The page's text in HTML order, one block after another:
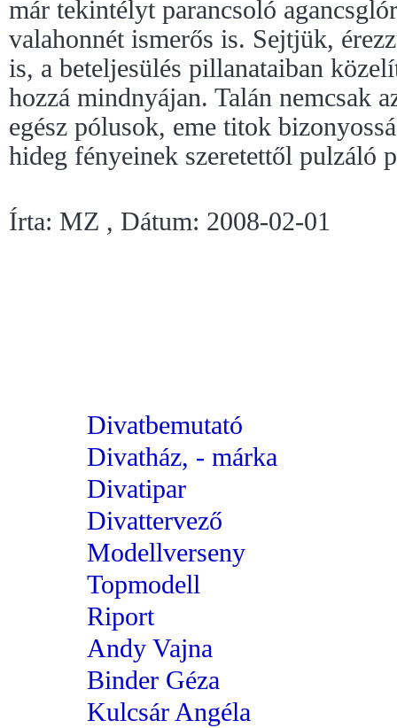
már tekintélyt parancsoló
valahonnét ismerős is. Sejtjük,
is, a beteljesülés pillanataiban
hozzá mindnyájan. Talán nemcsak
egész pólusok, eme titok
hideg fényeinek szeretettől pulzáló
Írta: MZ , Dátum: 2008-02-01
Divatbemutató
Divatház, - márka
Divatipar
Divattervező
Modellverseny
Topmodell
Riport
Andy Vajna
Binder Géza
Kulcsár Angéla